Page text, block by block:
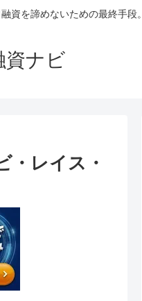
資を諦めないための最終手段。
資ナビ
・レイス・